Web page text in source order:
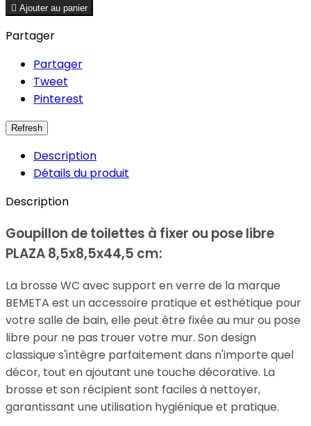
 Ajouter au panier
Partager
Partager
Tweet
Pinterest
Description
Détails du produit
Description
Goupillon de toilettes à fixer ou pose libre
PLAZA 8,5x8,5x44,5 cm:
La brosse WC avec support en verre de la marque
BEMETA est un accessoire pratique et esthétique pour
votre salle de bain, elle peut être fixée au mur ou pose
libre pour ne pas trouer votre mur. Son design
classique s'intègre parfaitement dans n'importe quel
décor, tout en ajoutant une touche décorative. La
brosse et son récipient sont faciles à nettoyer,
garantissant une utilisation hygiénique et pratique.